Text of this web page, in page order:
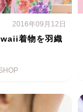
2016年09月12日
着物を羽織